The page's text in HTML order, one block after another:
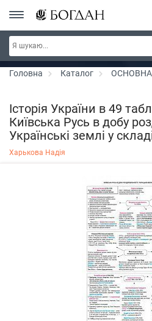
РОЗПРОДАЖ ~ 150 грн ~ 200 грн ~ 250
300 грн ~ РОЗПРОДАЖ
Головна Каталог
Історія України в 49
Київська Русь в добу
Українські землі у
Харькова Надія